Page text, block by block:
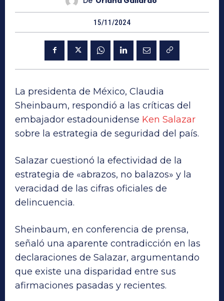
15/11/2024
La presidenta de México, Claudia
Sheinbaum, respondió a las críticas del
embajador estadounidense Ken Salazar
sobre la estrategia de seguridad del país.
Salazar cuestionó la efectividad de la
estrategia de «abrazos, no balazos» y la
veracidad de las cifras oficiales de
delincuencia.
Sheinbaum, en conferencia de prensa,
señaló una aparente contradicción en las
declaraciones de Salazar, argumentando
que existe una disparidad entre sus
afirmaciones pasadas y recientes.